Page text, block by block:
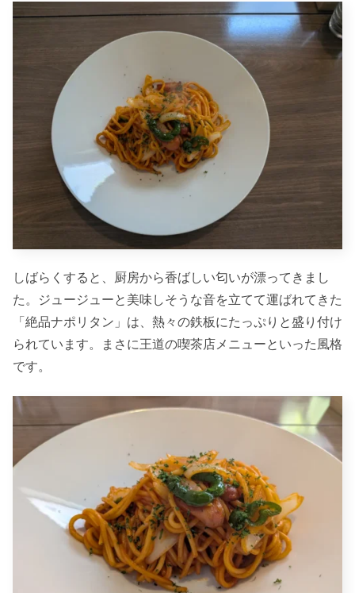
しばらくすると、厨房から香ばしい匂いが漂ってきまし
た。ジュージューと美味しそうな音を立てて運ばれてきた
「絶品ナポリタン」は、熱々の鉄板にたっぷりと盛り付け
られています。まさに王道の喫茶店メニューといった風格
です。